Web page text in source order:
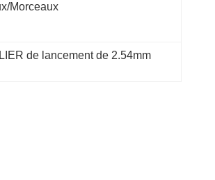
morceaux
de lancement de 2.54mm